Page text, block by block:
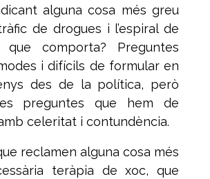
alguna cosa més greu
de drogues i l’espiral de
que comporta? Preguntes
i difícils de formular en
des de la política, però
preguntes que hem de
celeritat i contundència.
reclamen alguna cosa més
teràpia de xoc, que